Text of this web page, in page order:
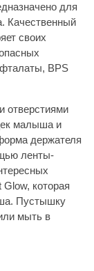
для
Качественный
своих
фталаты, BPS
отверстиями
малыша и
держателя
ленты-
которая
Пустышку
мыть в